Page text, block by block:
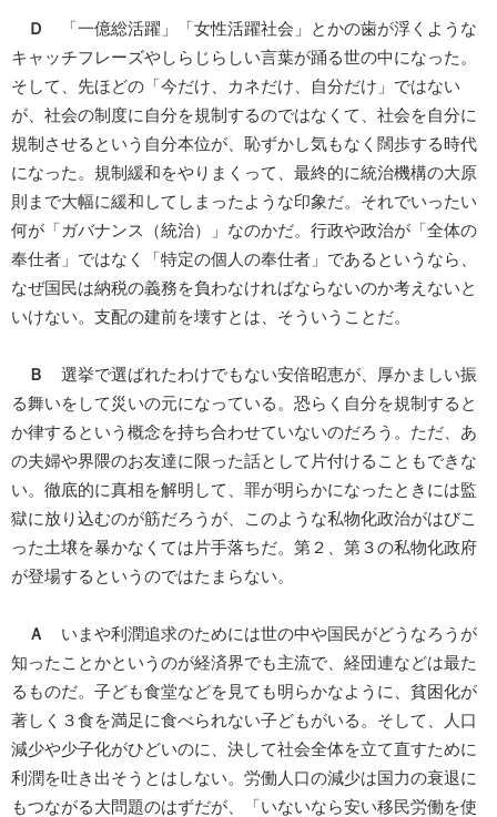
Ｄ
「一億総活躍」「女性活躍社会」とかの歯が浮くような
キャッチフレーズやしらじらしい言葉が踊る世の中になった。
そして、先ほどの「今だけ、カネだけ、自分だけ」ではない
が、社会の制度に自分を規制するのではなくて、社会を自分に
規制させるという自分本位が、恥ずかし気もなく闊歩する時代
になった。規制緩和をやりまくって、最終的に統治機構の大原
則まで大幅に緩和してしまったような印象だ。それでいったい
何が「ガバナンス（統治）」なのかだ。行政や政治が「全体の
奉仕者」ではなく「特定の個人の奉仕者」であるというなら、
なぜ国民は納税の義務を負わなければならないのか考えないと
いけない。支配の建前を壊すとは、そういうことだ。
Ｂ
選挙で選ばれたわけでもない安倍昭恵が、厚かましい振
る舞いをして災いの元になっている。恐らく自分を規制すると
か律するという概念を持ち合わせていないのだろう。ただ、あ
の夫婦や界隈のお友達に限った話として片付けることもできな
い。徹底的に真相を解明して、罪が明らかになったときには監
獄に放り込むのが筋だろうが、このような私物化政治がはびこ
った土壌を暴かなくては片手落ちだ。第２、第３の私物化政府
が登場するというのではたまらない。
Ａ いまや利潤追求のためには世の中や国民がどうなろうが
知ったことかというのが経済界でも主流で、経団連などは最た
るものだ。子ども食堂などを見ても明らかなように、貧困化が
著しく３食を満足に食べられない子どもがいる。そして、人口
減少や少子化がひどいのに、決して社会全体を立て直すために
利潤を吐き出そうとはしない。労働人口の減少は国力の衰退に
もつながる大問題のはずだが、「いないなら安い移民労働を使